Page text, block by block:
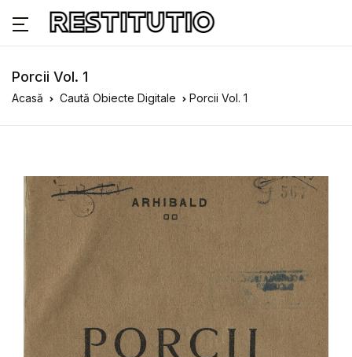
Porcii Vol. 1
Acasă Caută Obiecte Digitale Porcii Vol. 1